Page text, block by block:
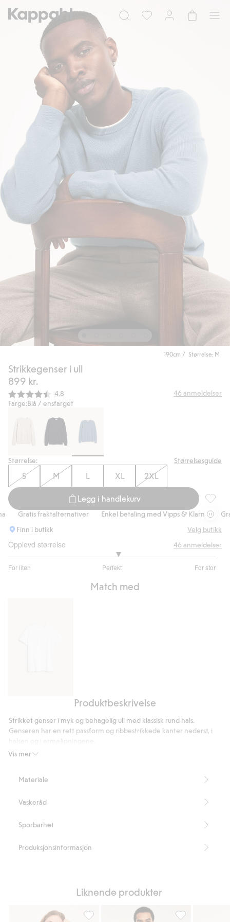
190cm / Størrelse: M
Strikkegenser i ull
899 kr.
Gjennomsnittskarakter:
4.8 46 anmeldelser
Farge:Blå / ensfarget
Størrelse: Størrelsesguide
S M L XL 2XL
Legg i handlekurv
Gratis fraktalternativer Enkel betaling med Vipps & Klarna
Finn i butikk
Velg butikk
Opplevd størrelse
For liten Perfekt For stor
av
46 anmeldelser
Match med
skjorte
bomull
Produktbeskrivelse
Vis mer
Strikket genser i myk og behagelig ull med klassisk rund hals.
Genseren har en rett passform og ribbestrikkede kanter nederst, i
Rett passform
Lengde 70 cm i størrelse M
Artikkelnummer
Materiale
Vaskeråd
Sporbarhet
Produksjonsinformasjon
Liknende produkter